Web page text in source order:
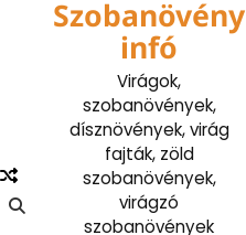
Szobanövény
infó
Virágok,
szobanövények,
dísznövények, virág
fajták, zöld
szobanövények,
virágzó
szobanövények